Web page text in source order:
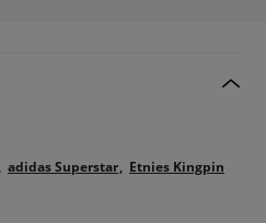
adidas Superstar
Etnies Kingpin